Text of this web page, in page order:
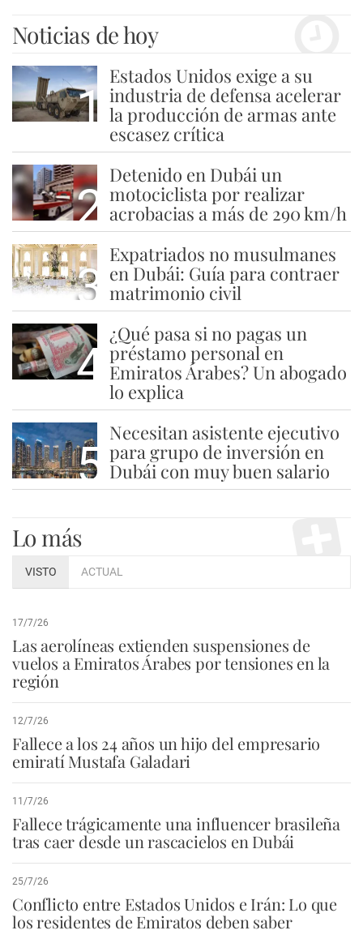
Noticias de hoy
1
Estados Unidos exige a su
industria de defensa acelerar
la producción de armas ante
escasez crítica
2
Detenido en Dubái un
motociclista por realizar
acrobacias a más de 290 km/h
3
Expatriados no musulmanes
en Dubái: Guía para contraer
matrimonio civil
4
¿Qué pasa si no pagas un
préstamo personal en
Emiratos Árabes? Un abogado
lo explica
5
Necesitan asistente ejecutivo
para grupo de inversión en
Dubái con muy buen salario
Lo más
VISTO ACTUAL
17/7/26
Las aerolíneas extienden suspensiones de
vuelos a Emiratos Árabes por tensiones en la
región
12/7/26
Fallece a los 24 años un hijo del empresario
emiratí Mustafa Galadari
11/7/26
Fallece trágicamente una influencer brasileña
tras caer desde un rascacielos en Dubái
25/7/26
Conflicto entre Estados Unidos e Irán: Lo que
los residentes de Emiratos deben saber